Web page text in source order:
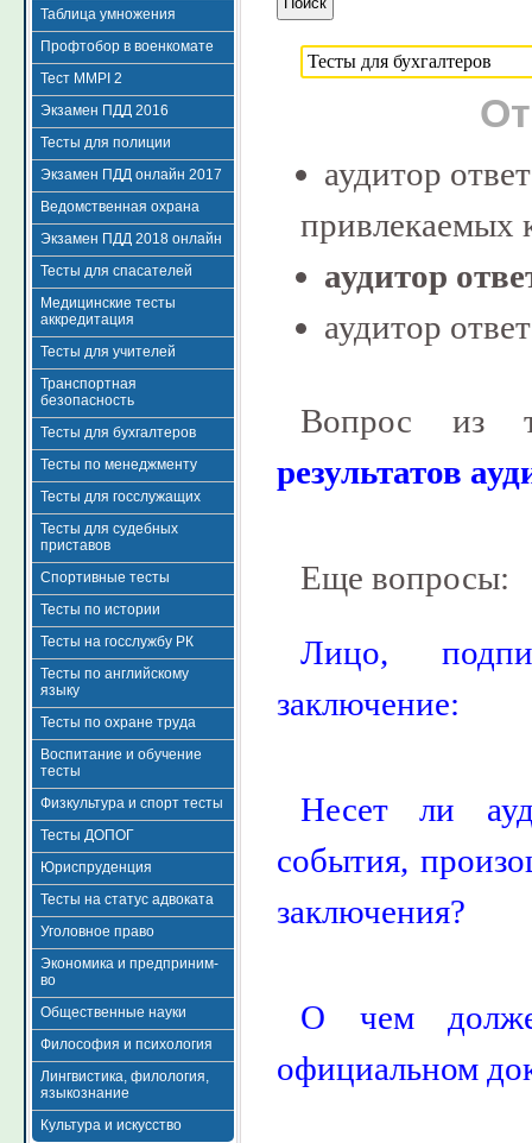
Таблица умножения
Профтобор в военкомате
Тест MMPI 2
Экзамен ПДД 2016
Тесты для полиции
Экзамен ПДД онлайн 2017
Ведомственная охрана
Экзамен ПДД 2018 онлайн
Тесты для спасателей
Медицинские тесты
аккредитация
Тесты для учителей
Транспортная
безопасность
Тесты для бухгалтеров
Тесты по менеджменту
Тесты для госслужащих
Тесты для судебных
приставов
Спортивные тесты
Тесты по истории
Тесты на госслужбу РК
Тесты по английскому
языку
Тесты по охране труда
Воспитание и обучение
тесты
Физкультура и спорт тесты
Тесты ДОПОГ
Юриспруденция
Тесты на статус адвоката
Уголовное право
Экономика и предприним-
во
Общественные науки
Философия и психология
Лингвистика, филология,
языкознание
Культура и искусство
аудитор
привлекаемых
аудитор
аудитор
Вопрос из
результатов
Еще вопросы:
Лицо,
заключение:
Несет ли
события,
заключения?
О чем
официальном